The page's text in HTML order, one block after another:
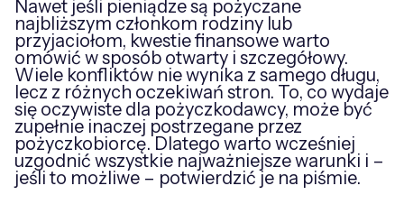
Nawet jeśli pieniądze są pożyczane
najbliższym członkom rodziny lub
przyjaciołom, kwestie finansowe warto
omówić w sposób otwarty i szczegółowy.
Wiele konfliktów nie wynika z samego długu,
lecz z różnych oczekiwań stron. To, co wydaje
się oczywiste dla pożyczkodawcy, może być
zupełnie inaczej postrzegane przez
pożyczkobiorcę. Dlatego warto wcześniej
uzgodnić wszystkie najważniejsze warunki i –
jeśli to możliwe – potwierdzić je na piśmie.